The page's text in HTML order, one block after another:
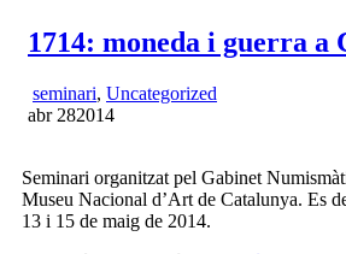
1714: moneda i guerra a
seminari, Uncategorized
abr 282014
Seminari organitzat pel Gabinet
Museu Nacional d’Art de Catalunya. Es
13 i 15 de maig de 2014.